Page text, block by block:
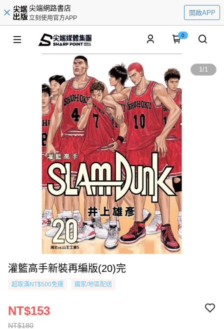
尖端網路書店
立刻使用官方APP
開啟APP
0
1/1
灌籃高手新裝再編版(20)完
超取滿NT$500免運 國家/地區配送
NT$180
NT$153